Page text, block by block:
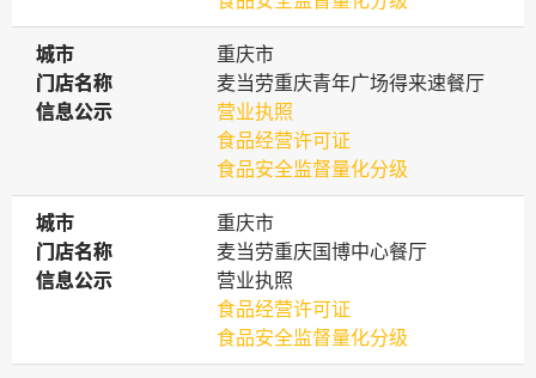
城市
城市
重庆市
门店名称
门店名称
麦当劳重庆青年广场得来速餐厅
信息公示
信息公示
营业执照
食品经营许可证
食品安全监督量化分级
城市
城市
重庆市
门店名称
门店名称
麦当劳重庆国博中心餐厅
信息公示
信息公示
营业执照
食品经营许可证
食品安全监督量化分级